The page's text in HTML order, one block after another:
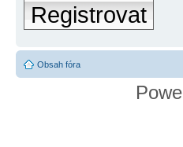
Registrovat
Obsah fóra